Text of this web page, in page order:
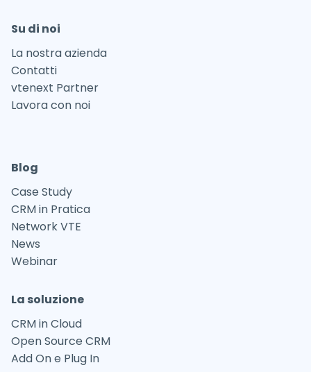
Su di noi
La nostra azienda
Contatti
vtenext Partner
Lavora con noi
Blog
Case Study
CRM in Pratica
Network VTE
News
Webinar
La soluzione
CRM in Cloud
Open Source CRM
Add On e Plug In